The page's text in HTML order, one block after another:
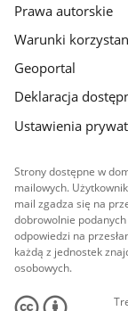
Prawa autorskie
Warunki
Geoportal
Deklaracja
Ustawienia
Strony dostępne w
mailowych.
mail zgadza się na
dobrowolnie
odpowiedzi na
każdą z jednostek
osobowych.